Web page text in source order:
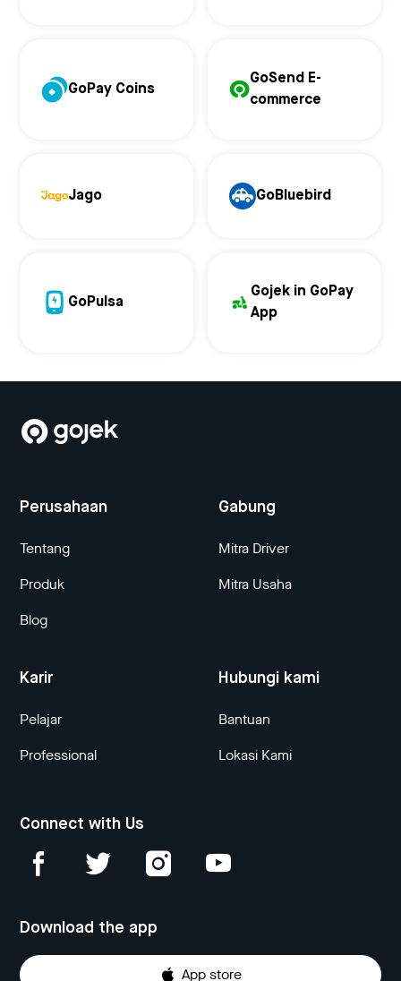
GoPay Coins
GoSend E-
commerce
Jago GoBluebird
GoPulsa
Gojek in GoPay
App
Perusahaan
Tentang
Produk
Blog
Gabung
Mitra Driver
Mitra Usaha
Karir
Pelajar
Professional
Hubungi kami
Bantuan
Lokasi Kami
Connect with Us
Download the app
App store